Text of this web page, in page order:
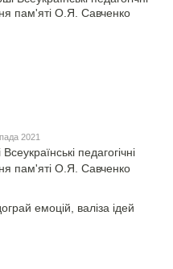
2021
педагогічні
пам'яті О.Я. Савченко